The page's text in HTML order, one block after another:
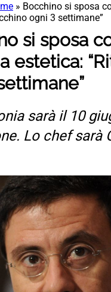
» Bocchino si sposa
ogni 3 settimane”
si sposa
estetica:
sarà il 10
Lo chef sarà